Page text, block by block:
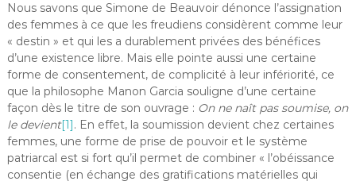
Nous savons que Simone de Beauvoir dénonce l’assignation
des femmes à ce que les freudiens considèrent comme leur
« destin » et qui les a durablement privées des bénéfices
d’une existence libre. Mais elle pointe aussi une certaine
forme de consentement, de complicité à leur infériorité, ce
que la philosophe Manon Garcia souligne d’une certaine
façon dès le titre de son ouvrage : On ne naît pas soumise, on
le devient[1]. En effet, la soumission devient chez certaines
femmes, une forme de prise de pouvoir et le système
patriarcal est si fort qu’il permet de combiner « l’obéissance
consentie (en échange des gratifications matérielles qui